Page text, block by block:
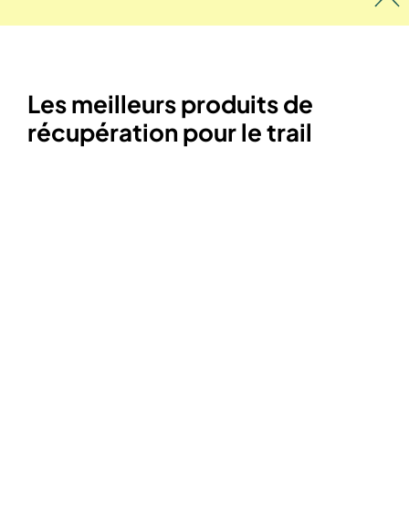
Les meilleurs produits de
récupération pour le trail